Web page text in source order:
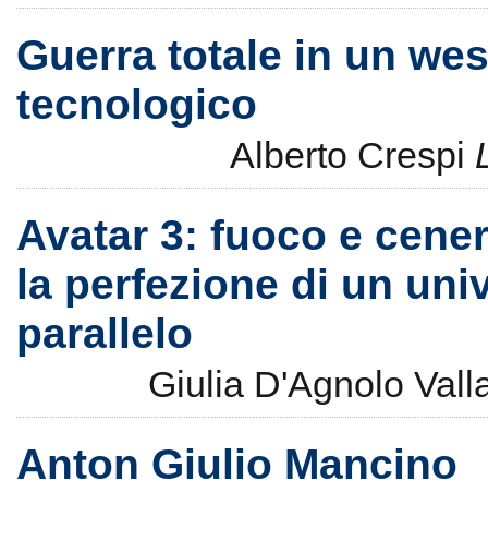
Guerra totale in un
tecnologico
Alberto Crespi
Avatar 3: fuoco e
la perfezione di un
parallelo
Giulia D'Agnolo
Anton Giulio Mancino